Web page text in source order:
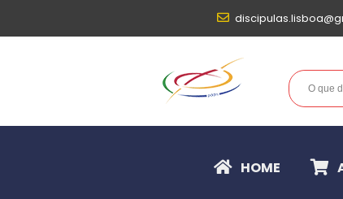
HOME